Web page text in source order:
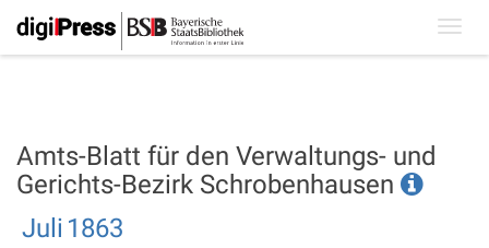
Amts-Blatt für den Verwaltungs- und
Gerichts-Bezirk Schrobenhausen
Juli 1863